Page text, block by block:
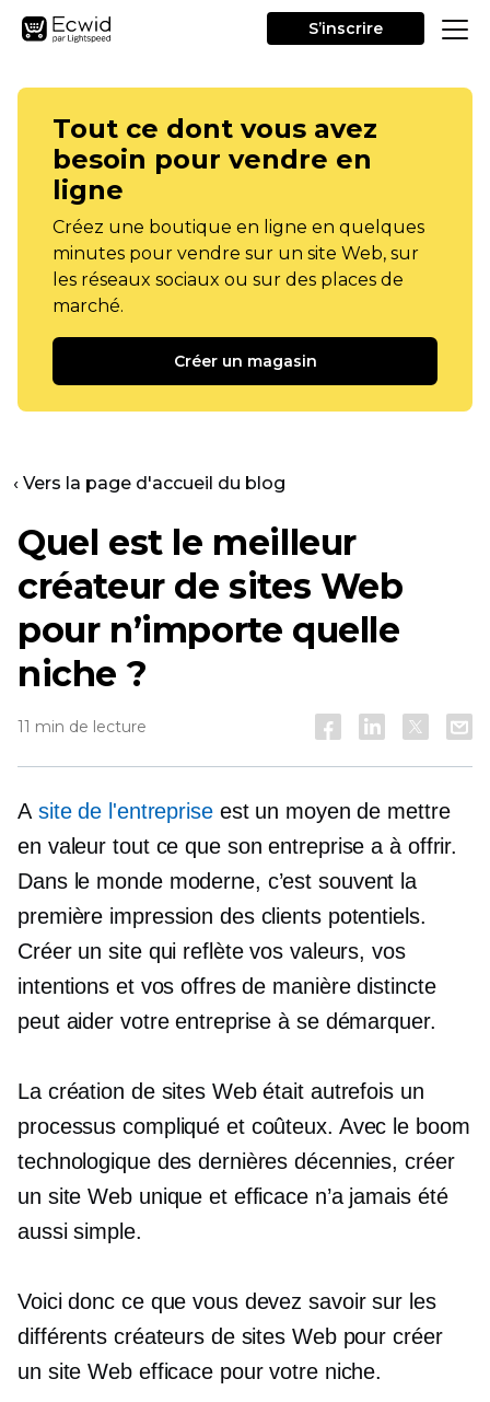
S’inscrire
Tout ce dont vous avez
besoin pour vendre en
ligne
Créez une boutique en ligne en quelques
minutes pour vendre sur un site Web, sur
les réseaux sociaux ou sur des places de
marché.
Créer un magasin
‹ Vers la page d'accueil du blog
Quel est le meilleur
créateur de sites Web
pour n’importe quelle
niche ?
11 min de lecture
A site de l'entrepriseest un moyen de mettre
en valeur tout ce que son entreprise a à offrir.
Dans le monde moderne, c’est souvent la
première impression des clients potentiels.
Créer un site qui reflète vos valeurs, vos
intentions et vos offres de manière distincte
peut aider votre entreprise à se démarquer.
La création de sites Web était autrefois un
processus compliqué et coûteux. Avec le boom
technologique des dernières décennies, créer
un site Web unique et efficace n’a jamais été
aussi simple.
Voici donc ce que vous devez savoir sur les
différents créateurs de sites Web pour créer
un site Web efficace pour votre niche.